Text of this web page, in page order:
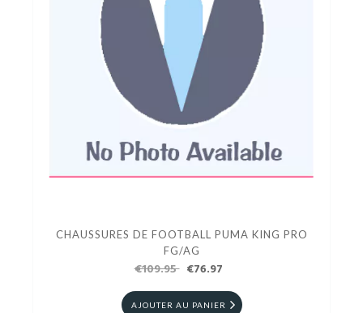
CHAUSSURES DE FOOTBALL PUMA KING PRO
FG/AG
€109.95 €76.97
AJOUTER AU PANIER